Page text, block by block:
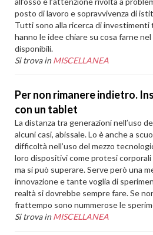
posto di lavoro e sopravvivenza di
Tutti sono alla ricerca di investimenti
hanno le idee chiare su cosa farne
disponibili.
Si trova in MISCELLANEA
Per non rimanere indietro.
con un tablet
La distanza tra generazioni nell’uso
alcuni casi, abissale. Lo è anche a
difficoltà nell’uso del mezzo
loro dispositivi come protesi
ma si può superare. Serve però una
innovazione e tante voglia di
realtà si dovrebbe sempre fare. Se
frattempo sono nummerose le
Si trova in MISCELLANEA